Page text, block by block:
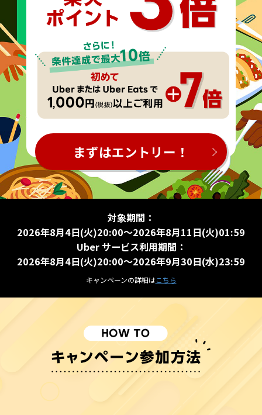
まずはエントリー！
対象期間：
2026年8月4日(火)20:00～2026年8月11日(火)01:59
Uber サービス利用期間：
2026年8月4日(火)20:00～2026年9月30日(水)23:59
キャンペーンの詳細はこちら